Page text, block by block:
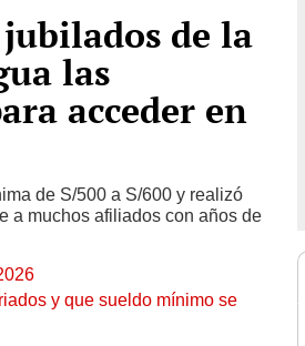
de la
las
acceder en
de S/500 a S/600 y realizó
a muchos afiliados con años de
y que sueldo mínimo se